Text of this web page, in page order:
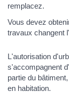
remplacez.
Vous devez
travaux changent
L'autorisation
s'accompagnent
partie du
en habitation.